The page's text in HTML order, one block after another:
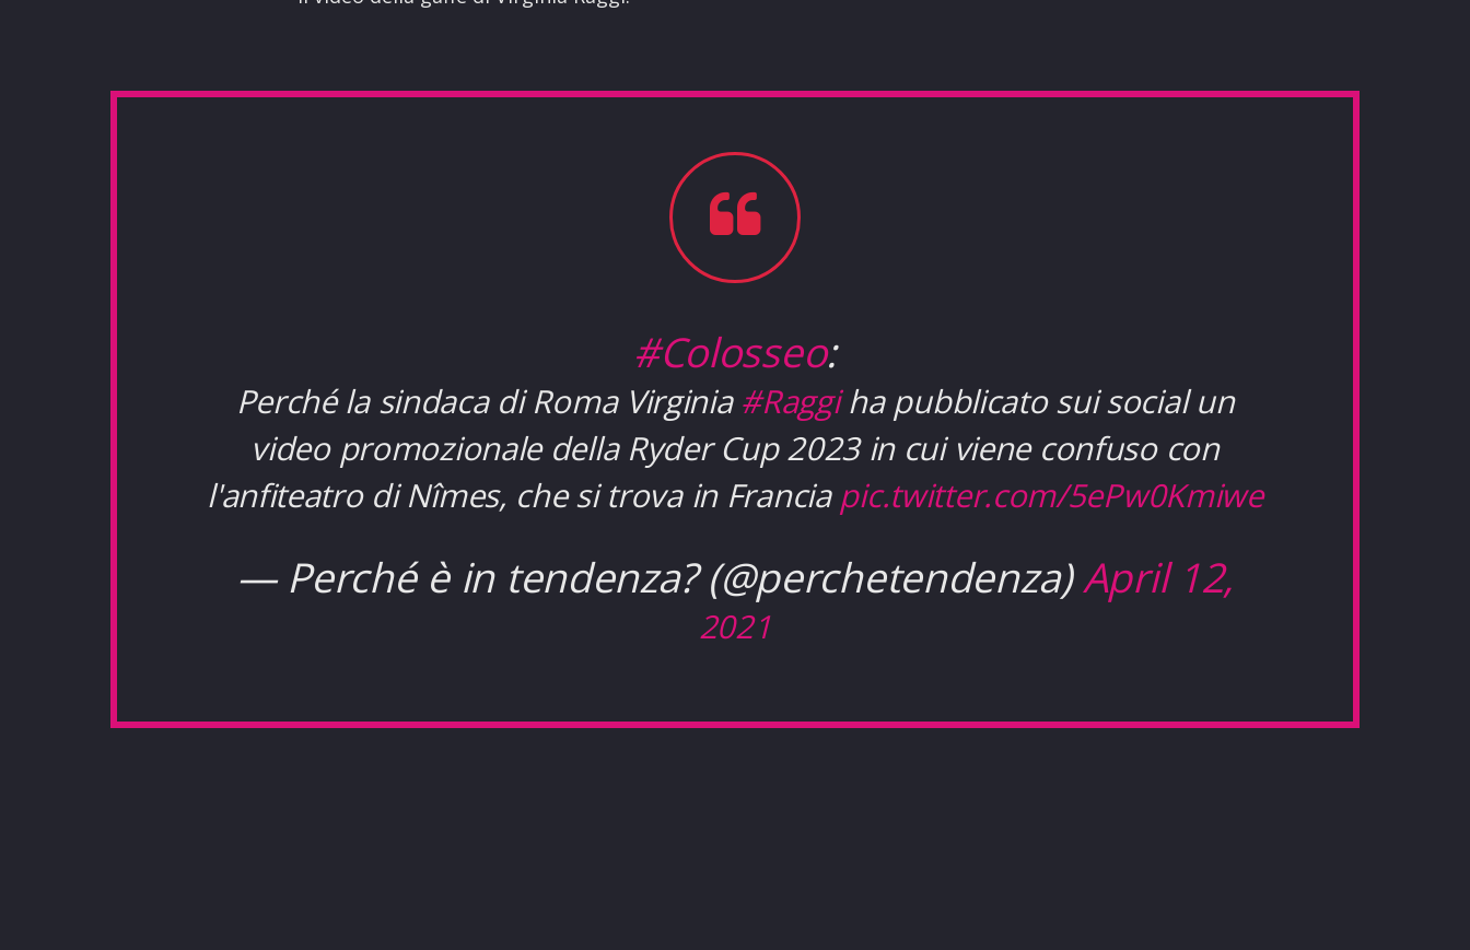
#Colosseo:
Perché la sindaca di Roma Virginia #Raggiha pubblicato sui social un
video promozionale della Ryder Cup 2023 in cui viene confuso con
l'anfiteatro di Nîmes, che si trova in Francia pic.twitter.com/5ePw0Kmiwe
— Perché è in tendenza? (@perchetendenza)April 12,
2021